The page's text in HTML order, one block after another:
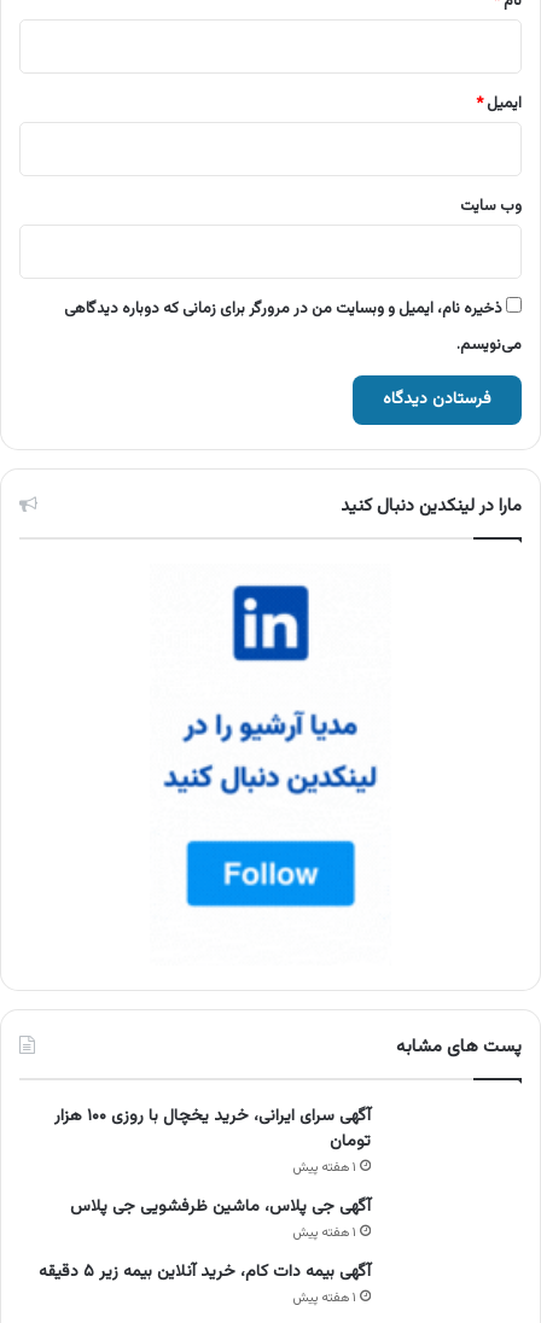
ایمیل*
وب‌ سایت
ذخیره نام، ایمیل و وبسایت من در مرورگر برای زمانی که دوباره دیدگاهی
می‌نویسم.
مارا در لینکدین دنبال کنید
پست های مشابه
آگهی سرای ایرانی، خرید یخچال با روزی ۱۰۰ هزار
تومان
۱ هفته پیش
آگهی جی پلاس، ماشین ظرفشویی جی پلاس
۱ هفته پیش
آگهی بیمه دات کام، خرید آنلاین بیمه زیر ۵ دقیقه
۱ هفته پیش